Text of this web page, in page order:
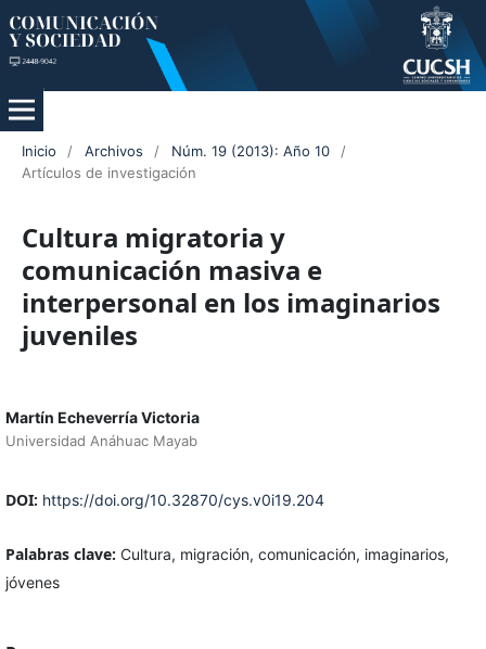
Inicio / Archivos / Núm. 19 (2013): Año 10
/
Artículos de investigación
Cultura migratoria y
comunicación masiva e
interpersonal en los imaginarios
juveniles
Martín Echeverría Victoria
Universidad Anáhuac Mayab
DOI: https://doi.org/10.32870/cys.v0i19.204
Palabras clave: Cultura, migración, comunicación, imaginarios,
jóvenes